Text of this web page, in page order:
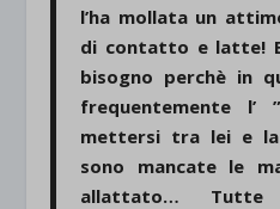
l’ha mollata un
di contatto e latte!
bisogno perchè in
frequentemente l’
mettersi tra lei e la
sono mancate le
allattato…